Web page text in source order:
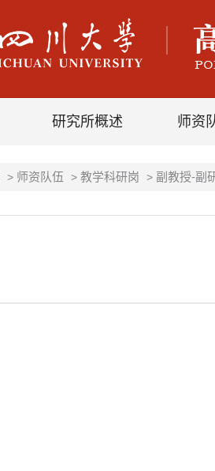
研究所概述 师资
> 师资队伍 > 教学科研岗 > 副教授-副